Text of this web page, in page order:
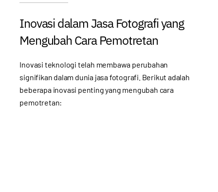
Inovasi dalam Jasa Fotografi yang
Mengubah Cara Pemotretan
Inovasi teknologi telah membawa perubahan
signifikan dalam dunia jasa fotografi. Berikut adalah
beberapa inovasi penting yang mengubah cara
pemotretan: